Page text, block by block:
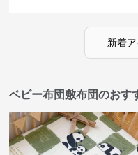
新着
ベビー布団敷布団のおす